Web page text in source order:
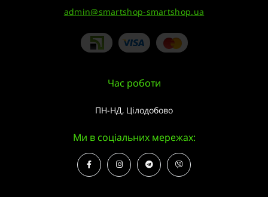
admin@smartshop-smartshop.ua
Час роботи
ПН-НД, Цілодобово
Ми в соціальних мережах: